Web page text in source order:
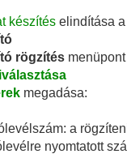
készítés elindítása a
rögzítés
megadása:
a
nyomtatott